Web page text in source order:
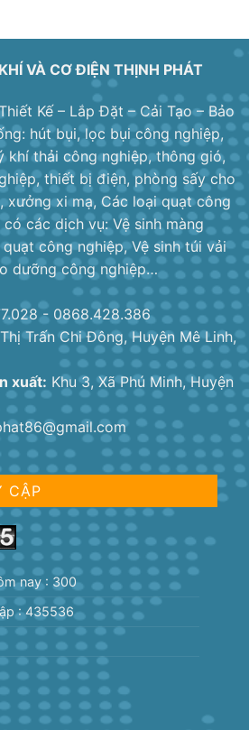
VÀ CƠ ĐIỆN THỊNH PHÁT
Kế – Lắp Đặt – Cải Tạo – Bảo
hút bụi, lọc bụi công nghiệp,
khí thải công nghiệp, thông gió,
thiết bị điện, phòng sấy cho
xưởng xi mạ, Các loại quạt công
các dịch vụ: Vệ sinh màng
công nghiệp, Vệ sinh túi vải
dưỡng công nghiệp…
- 0868.428.386
Trấn Chi Đông, Huyện Mê Linh,
xuất: Khu 3, Xã Phú Minh, Huyện
CẬP
nay : 300
: 435536